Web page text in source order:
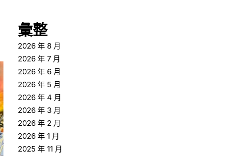
彙整
2026 年 8 月
2026 年 7 月
2026 年 6 月
2026 年 5 月
2026 年 4 月
2026 年 3 月
2026 年 2 月
2026 年 1 月
2025 年 11 月